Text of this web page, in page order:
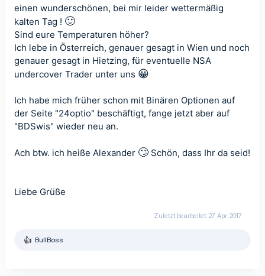
einen wunderschönen, bei mir leider wettermäßig
kalten Tag ! 🙂
Sind eure Temperaturen höher?
Ich lebe in Österreich, genauer gesagt in Wien und noch
genauer gesagt in Hietzing, für eventuelle NSA
undercover Trader unter uns 😀
Ich habe mich früher schon mit Binären Optionen auf
der Seite "24optio" beschäftigt, fange jetzt aber auf
"BDSwis" wieder neu an.
Ach btw. ich heiße Alexander 🙄 Schön, dass Ihr da seid!
Liebe Grüße
Zuletzt bearbeitet: 27 Apr. 2017
R
BullBoss